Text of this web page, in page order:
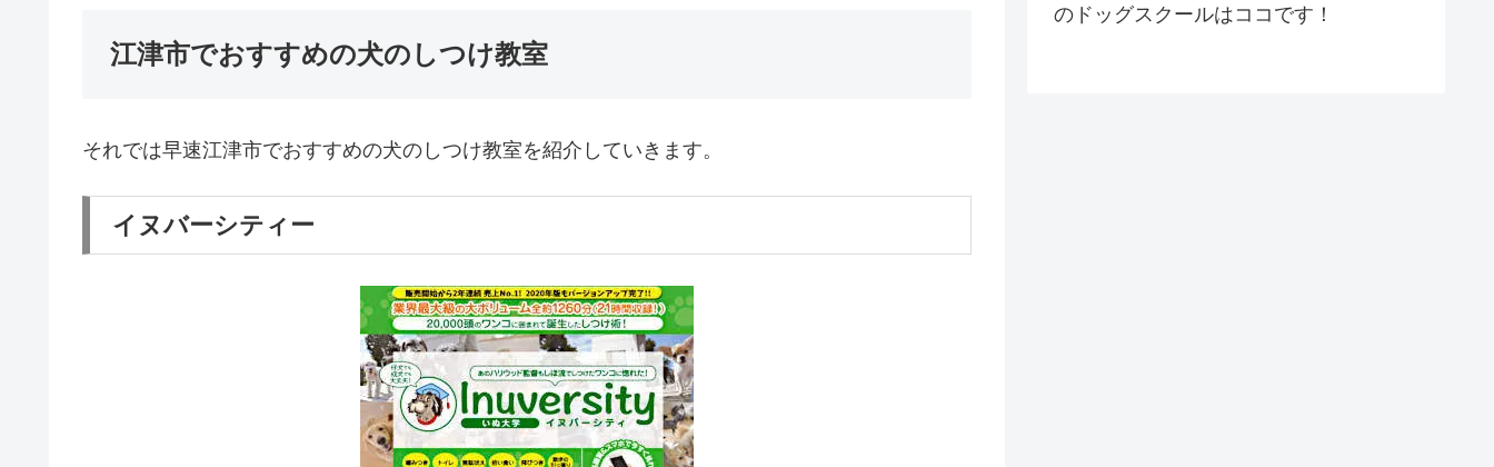
江津市でおすすめの犬のしつけ教室
それでは早速江津市でおすすめの犬のしつけ教室を紹介していきます。
イヌバーシティー
のドッグスクールはココです！